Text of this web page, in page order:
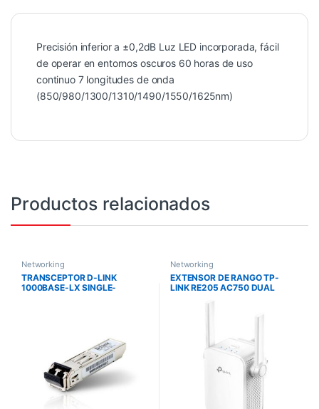
Precisión inferior a ±0,2dB Luz LED incorporada, fácil
de operar en entornos oscuros 60 horas de uso
continuo 7 longitudes de onda
(850/980/1300/1310/1490/1550/1625nm)
Productos relacionados
Networking
TRANSCEPTOR D-LINK
1000BASE-LX SINGLE-
Networking
EXTENSOR DE RANGO TP-
LINK RE205 AC750 DUAL